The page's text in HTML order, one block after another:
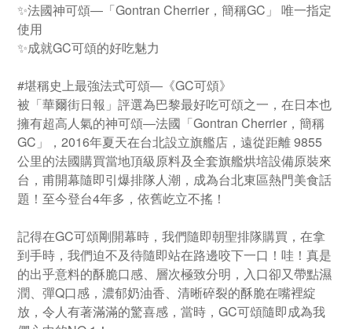
✨法國神可頌―「Gontran Cherrier，簡稱GC」 唯一指定
使用
✨成就GC可頌的好吃魅力
#堪稱史上最強法式可頌―《GC可頌》
被「華爾街日報」評選為巴黎最好吃可頌之一，在日本也
擁有超高人氣的神可頌―法國「Gontran Cherrier，簡稱
GC」，2016年夏天在台北設立旗艦店，遠從距離 9855
公里的法國購買當地頂級原料及全套旗艦烘培設備原裝來
台，甫開幕隨即引爆排隊人潮，成為台北東區熱門美食話
題！至今登台4年多，依舊屹立不搖！
記得在GC可頌剛開幕時，我們隨即朝聖排隊購買，在拿
到手時，我們迫不及待隨即站在路邊咬下一口！哇！真是
的出乎意料的酥脆口感、層次極致分明，入口卻又帶點濕
潤、彈Q口感，濃郁奶油香、清晰碎裂的酥脆在嘴裡綻
放，令人有著滿滿的驚喜感，當時，GC可頌隨即成為我